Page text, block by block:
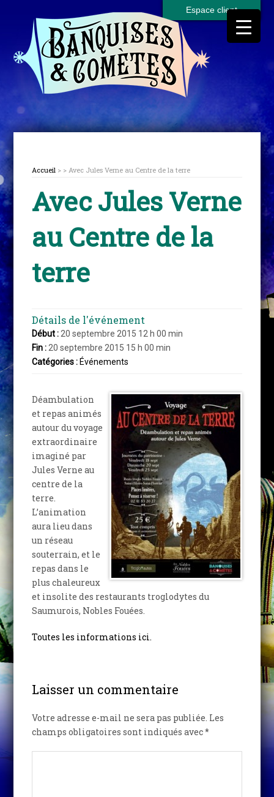
Espace client
Accueil > > Avec Jules Verne au Centre de la terre
Avec Jules Verne
au Centre de la
terre
Détails de l'événement
Début : 20 septembre 2015 12 h 00 min
Fin : 20 septembre 2015 15 h 00 min
Catégories : Événements
Déambulation
et repas animés
autour du voyage
extraordinaire
imaginé par
Jules Verne au
centre de la
terre.
L’animation
aura lieu dans
un réseau
souterrain, et le
repas dans le
plus chaleureux
et insolite des restaurants troglodytes du
Saumurois, Nobles Fouées.
Toutes les informations ici.
Laisser un commentaire
Votre adresse e-mail ne sera pas publiée. Les
champs obligatoires sont indiqués avec*